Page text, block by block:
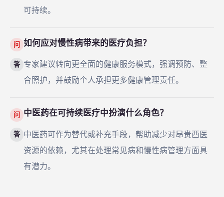
可持续。
问 如何应对慢性病带来的医疗负担？
答 专家建议转向更全面的健康服务模式，强调预防、整
合照护，并鼓励个人承担更多健康管理责任。
问 中医药在可持续医疗中扮演什么角色？
答 中医药可作为替代或补充手段，帮助减少对昂贵西医
资源的依赖，尤其在处理常见病和慢性病管理方面具
有潜力。